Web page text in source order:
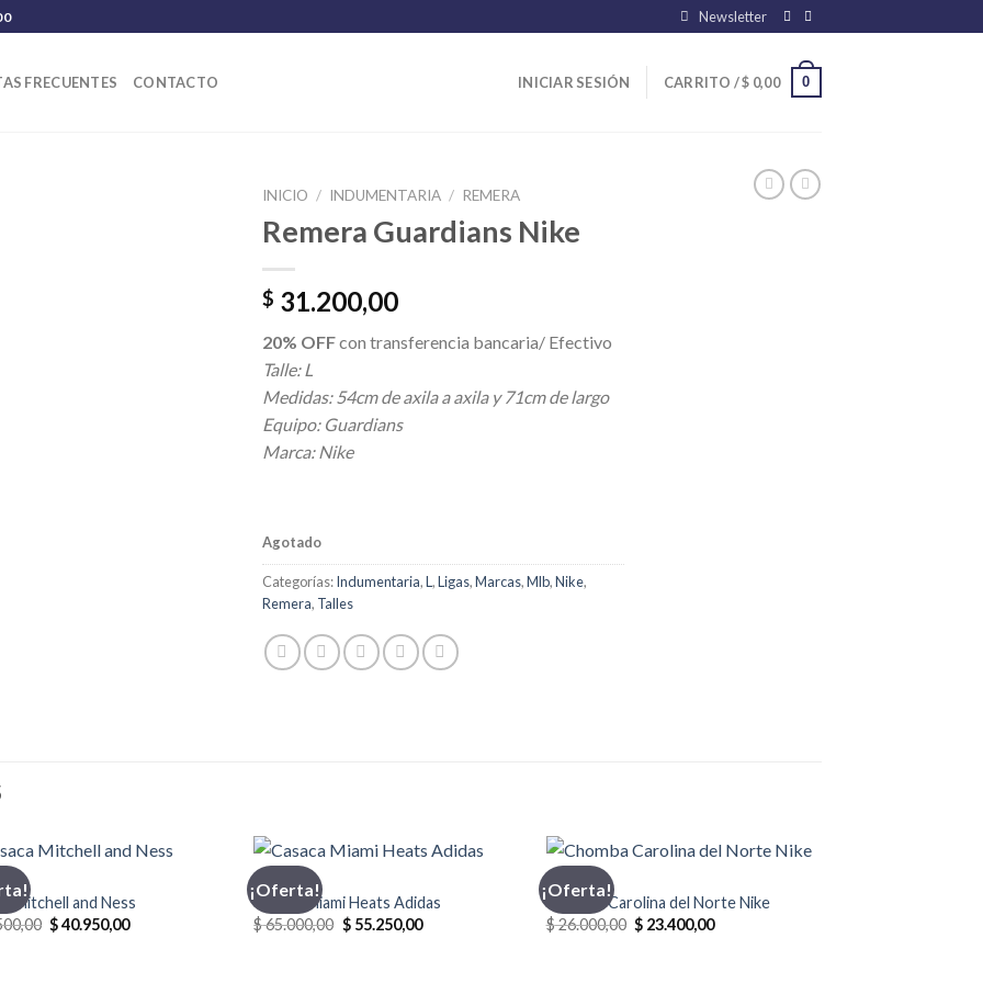
Newsletter
FRECUENTES CONTACTO INICIAR SESIÓN CARRITO /$ 0,00 0
INICIO / INDUMENTARIA / REMERA
Remera Guardians Nike
$ 31.200,00
20% OFFcon transferencia bancaria/ Efectivo
Talle: L
Medidas: 54cm de axila a axila y 71cm de largo
Equipo: Guardians
Marca: Nike
Agotado
Categorías:Indumentaria,L,Ligas,Marcas,Mlb,Nike,
Remera, Talles
Mitchell and Ness
El
precio
$40.950,00El
¡Oferta!
ADIDAS
Casaca Miami Heats Adidas
$65.000,00 El
precio
$55.250,00El
¡Oferta!
CHOMBA
Chomba Carolina del Norte Nike
$26.000,00 El
precio
$23.400,00El